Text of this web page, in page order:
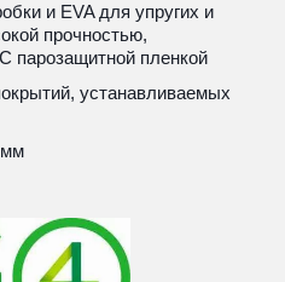
и EVA для упругих и
прочностью,
парозащитной пленкой
устанавливаемых
мм